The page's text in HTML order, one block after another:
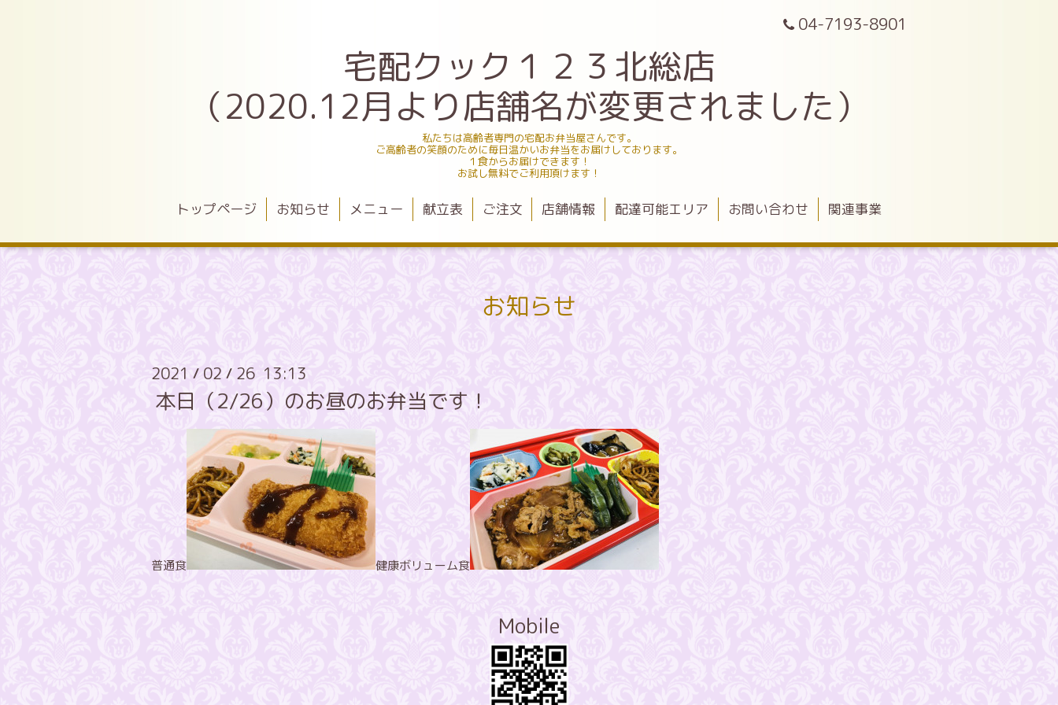
04-7193-8901
宅配クック１２３北総店
（2020.12月より店舗名が変更されました）
私たちは高齢者専門の宅配お弁当屋さんです。
ご高齢者の笑顔のために毎日温かいお弁当をお届けしております。
１食からお届けできます！
お試し無料でご利用頂けます！
トップページ お知らせ メニュー 献立表 ご注文 店舗情報 配達可能エリア お問い合わせ 関連事業
お知らせ
2021 / 02 / 26 13:13
本日（2/26）のお昼のお弁当です！
普通食 健康ボリューム食
Mobile